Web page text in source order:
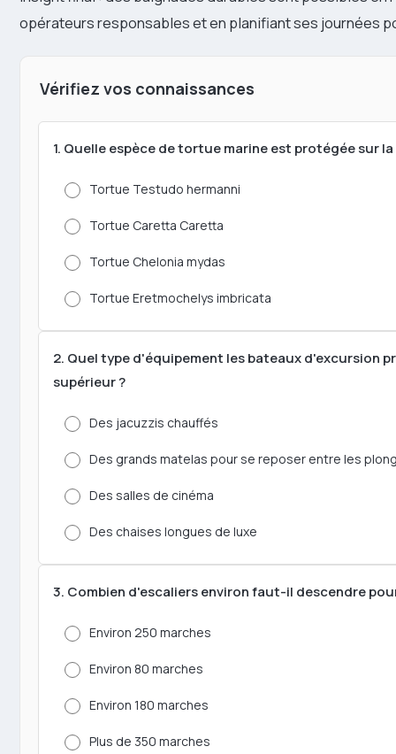
opérateurs responsables et en planifiant ses journées
Vérifiez vos connaissances
1. Quelle espèce de tortue marine est protégée sur
Tortue Testudo hermanni
Tortue Caretta Caretta
Tortue Chelonia mydas
Tortue Eretmochelys imbricata
2. Quel type d'équipement les bateaux d'excursion
supérieur ?
Des jacuzzis chauffés
Des grands matelas pour se reposer entre les
Des salles de cinéma
Des chaises longues de luxe
3. Combien d'escaliers environ faut-il descendre
Environ 250 marches
Environ 80 marches
Environ 180 marches
Plus de 350 marches